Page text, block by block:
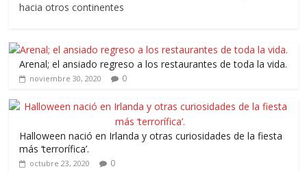
hacia otros continentes
Arenal; el ansiado regreso a los restaurantes de toda la vida.
noviembre 30, 2020 0
Halloween nació en Irlanda y otras curiosidades de la fiesta
más ‘terrorífica’.
octubre 23, 2020 0